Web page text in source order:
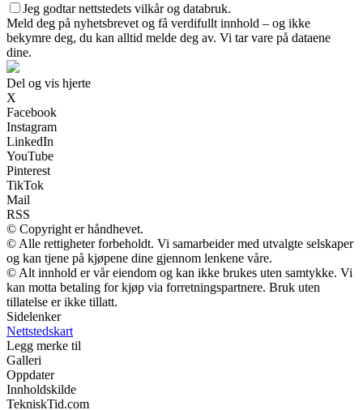
Jeg godtar nettstedets vilkår og databruk.
Meld deg på nyhetsbrevet og få verdifullt innhold – og ikke
bekymre deg, du kan alltid melde deg av. Vi tar vare på dataene
dine.
Del og vis hjerte
X
Facebook
Instagram
LinkedIn
YouTube
Pinterest
TikTok
Mail
RSS
© Copyright er håndhevet.
© Alle rettigheter forbeholdt. Vi samarbeider med utvalgte selskaper
og kan tjene på kjøpene dine gjennom lenkene våre.
© Alt innhold er vår eiendom og kan ikke brukes uten samtykke. Vi
kan motta betaling for kjøp via forretningspartnere. Bruk uten
tillatelse er ikke tillatt.
Sidelenker
Nettstedskart
Legg merke til
Galleri
Oppdater
Innholdskilde
TekniskTid.com